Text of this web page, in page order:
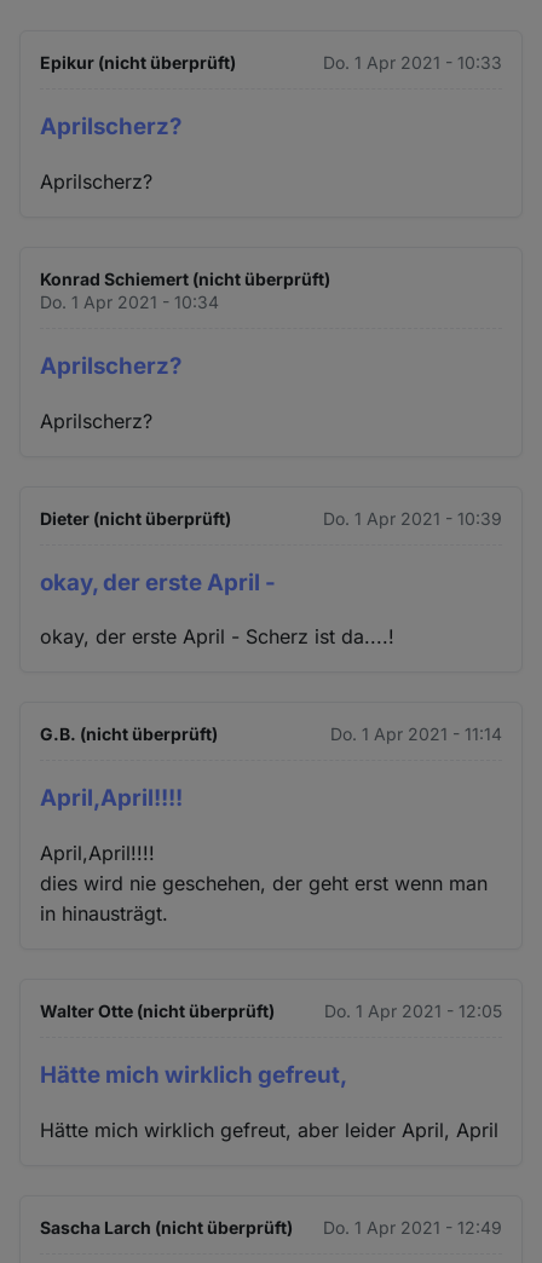
Epikur (nicht überprüft) Do. 1 Apr 2021 - 10:33
Aprilscherz?
Aprilscherz?
Konrad Schiemert (nicht überprüft)
Do. 1 Apr 2021 - 10:34
Aprilscherz?
Aprilscherz?
Dieter (nicht überprüft) Do. 1 Apr 2021 - 10:39
okay, der erste April -
okay, der erste April - Scherz ist da....!
G.B. (nicht überprüft) Do. 1 Apr 2021 - 11:14
April,April!!!!
April,April!!!!
dies wird nie geschehen, der geht erst wenn man
in hinausträgt.
Walter Otte (nicht überprüft) Do. 1 Apr 2021 - 12:05
Hätte mich wirklich gefreut,
Hätte mich wirklich gefreut, aber leider April, April
Sascha Larch (nicht überprüft) Do. 1 Apr 2021 - 12:49